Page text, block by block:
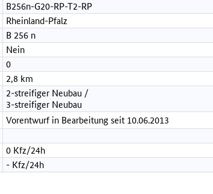
B256n-G20-RP-T2-RP
Rheinland-Pfalz
B 256 n
Nein
0
2,8 km
2-streifiger Neubau /
3-streifiger Neubau
Vorentwurf in Bearbeitung seit 10.06.2013
0 Kfz/24h
- Kfz/24h